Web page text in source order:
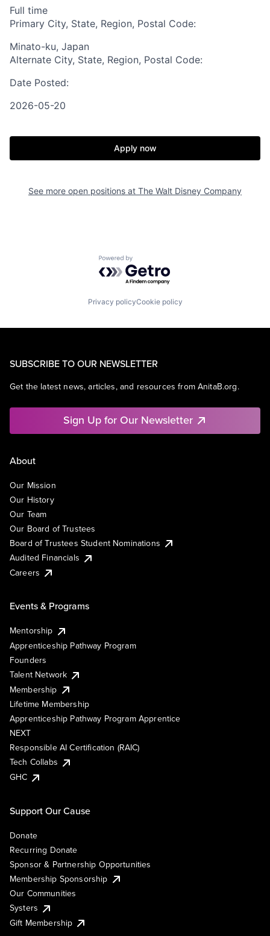
Full time
Primary City, State, Region, Postal Code:
Minato-ku, Japan
Alternate City, State, Region, Postal Code:
Date Posted:
2026-05-20
Apply now
See more open positions at The Walt Disney Company
Powered by Getro.com
Privacy policyCookie policy
SUBSCRIBE TO OUR NEWSLETTER
Get the latest news, articles, and resources from AnitaB.org.
Sign Up for Our Newsletter
About
Our Mission
Our History
Our Team
Our Board of Trustees
Board of Trustees Student Nominations
Audited Financials
Careers
Events & Programs
Mentorship
Apprenticeship Pathway Program
Founders
Talent Network
Membership
Lifetime Membership
Apprenticeship Pathway Program Apprentice
NEXT
Responsible AI Certification (RAIC)
Tech Collabs
GHC
Support Our Cause
Donate
Recurring Donate
Sponsor & Partnership Opportunities
Membership Sponsorship
Our Communities
Systers
Gift Membership